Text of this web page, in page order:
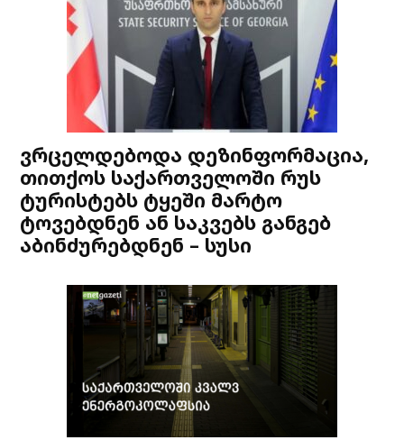
ვრცელდებოდა დეზინფორმაცია,
თითქოს საქართველოში რუს
ტურისტებს ტყეში მარტო
ტოვებდნენ ან საკვებს განგებ
აბინძურებდნენ – სუსი